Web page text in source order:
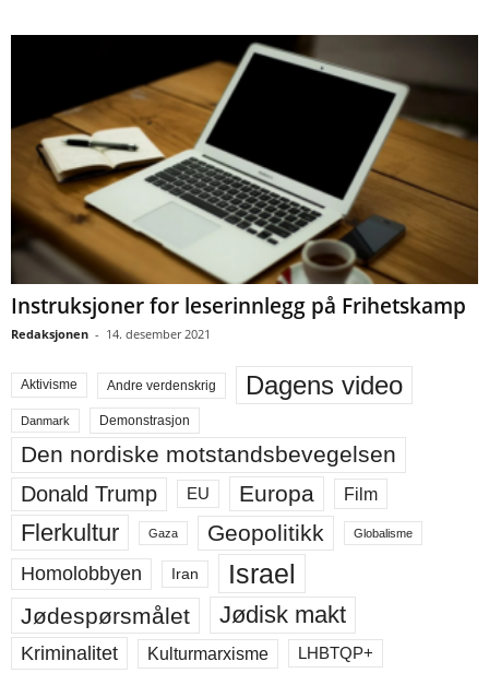
Instruksjoner for leserinnlegg på Frihetskamp
Redaksjonen - 14. desember 2021
Aktivisme Andre verdenskrig Dagens video
Danmark Demonstrasjon
Den nordiske motstandsbevegelsen
Donald Trump EU Europa Film
Flerkultur Gaza Geopolitikk Globalisme
Homolobbyen Iran Israel
Jødespørsmålet Jødisk makt
Kriminalitet Kulturmarxisme LHBTQP+